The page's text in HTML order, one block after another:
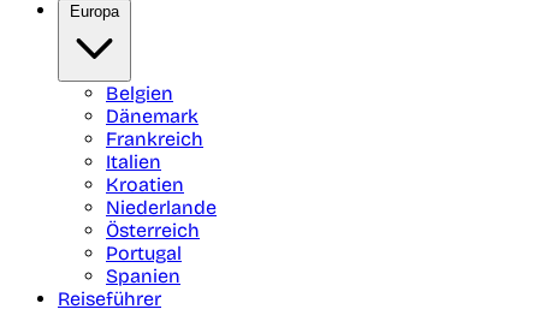
Europa
Belgien
Dänemark
Frankreich
Italien
Kroatien
Niederlande
Österreich
Portugal
Spanien
Reiseführer